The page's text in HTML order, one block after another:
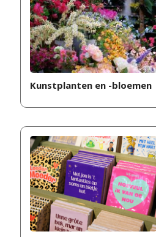
Kunstplanten en -bloemen